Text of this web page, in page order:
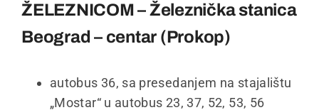
ŽELEZNICOM – Železnička stanica
Beograd – centar (Prokop)
autobus 36, sa presedanjem na stajalištu
„Mostar“ u autobus 23, 37, 52, 53, 56